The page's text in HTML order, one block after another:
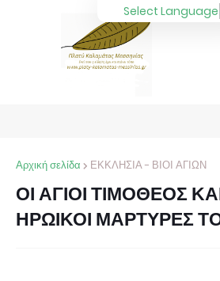
Αρχική σελίδα ΕΚΚΛΗΣΙΑ - ΒΙΟΙ ΑΓΙΩΝ
ΟΙ ΑΓΙΟΙ ΤΙΜΟΘΕΟΣ
ΗΡΩΙΚΟΙ ΜΑΡΤΥΡΕΣ
Select Language